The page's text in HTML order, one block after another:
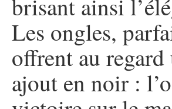
brisant ainsi
Les ongles,
offrent au
ajout en noir :